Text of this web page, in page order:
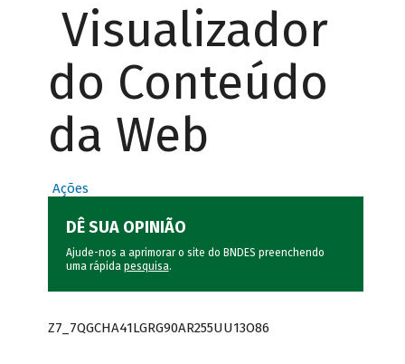
Visualizador
do Conteúdo
da Web
Ações
DÊ SUA OPINIÃO
Ajude-nos a aprimorar o site do BNDES preenchendo
uma rápida pesquisa.
Z7_7QGCHA41LGRG90AR255UU13O86